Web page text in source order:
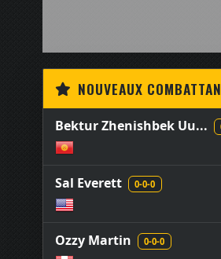
NOUVEAUX
Bektur Zhenishbek Uu...
Sal Everett 0-0-0
Ozzy Martin 0-0-0